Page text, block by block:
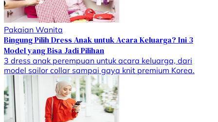
Pakaian Wanita
Bingung Pilih Dress Anak untuk Acara Keluarga? Ini 3
Model yang Bisa Jadi Pilihan
3 dress anak perempuan untuk acara keluarga, dari
model sailor collar sampai gaya knit premium Korea.